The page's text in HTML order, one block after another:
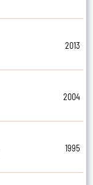
2013
2004
1995